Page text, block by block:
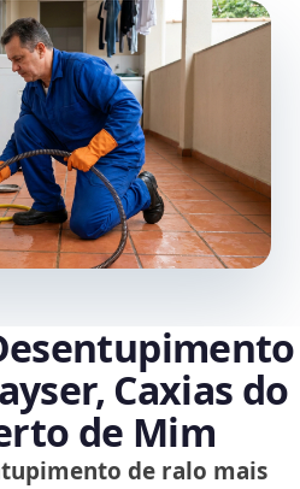
Caxias do
de Mim
de ralo mais